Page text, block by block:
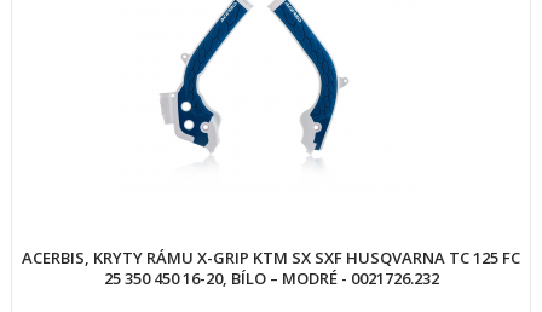
ACERBIS, KRYTY RÁMU X-GRIP KTM SX SXF HUSQVARNA TC 125 FC
25 350 450 16-20, BÍLO – MODRÉ - 0021726.232